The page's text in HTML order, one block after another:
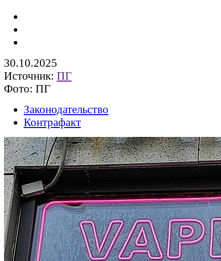
30.10.2025
Источник: ПГ
Фото: ПГ
Законодательство
Контрафакт